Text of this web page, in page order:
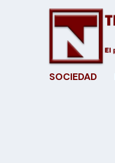
SOCIEDAD